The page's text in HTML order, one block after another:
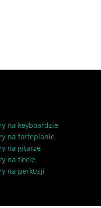
na keyboardzie
na fortepianie
na gitarze
na flecie
na perkusji